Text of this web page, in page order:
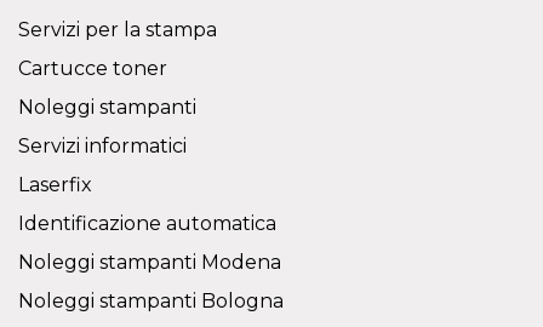
Servizi per la stampa
Cartucce toner
Noleggi stampanti
Servizi informatici
Laserfix
Identificazione automatica
Noleggi stampanti Modena
Noleggi stampanti Bologna